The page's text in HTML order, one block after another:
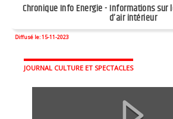
Chronique Info Energie - Informations
d’air intérieur
Diffusé le: 15-11-2023
JOURNAL CULTURE ET SPECTACLES